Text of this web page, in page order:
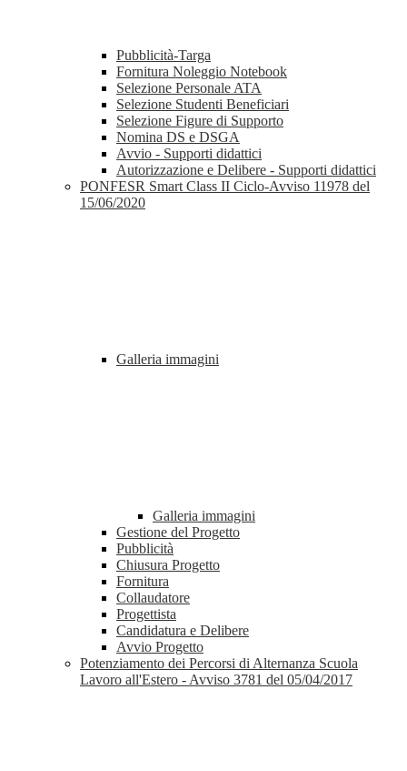
Pubblicità-Targa
Fornitura Noleggio Notebook
Selezione Personale ATA
Selezione Studenti Beneficiari
Selezione Figure di Supporto
Nomina DS e DSGA
Avvio - Supporti didattici
Autorizzazione e Delibere - Supporti didattici
PONFESR Smart Class II Ciclo-Avviso 11978 del
15/06/2020
Galleria immagini
Galleria immagini
Gestione del Progetto
Pubblicità
Chiusura Progetto
Fornitura
Collaudatore
Progettista
Candidatura e Delibere
Avvio Progetto
Potenziamento dei Percorsi di Alternanza Scuola
Lavoro all'Estero - Avviso 3781 del 05/04/2017